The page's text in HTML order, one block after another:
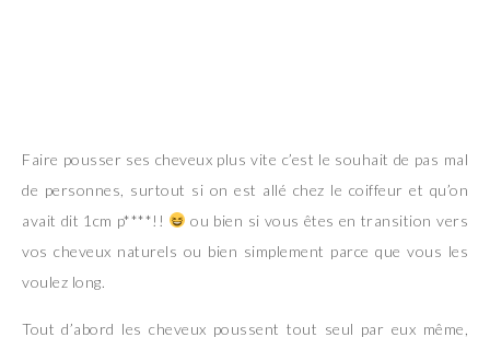
Faire pousser ses cheveux plus vite c’est le souhait de pas mal
de personnes, surtout si on est allé chez le coiffeur et qu’on
avait dit 1cm p****!!
ou bien si vous êtes en transition vers
vos cheveux naturels ou bien simplement parce que vous les
voulez long.
Tout d’abord les cheveux poussent tout seul par eux même,